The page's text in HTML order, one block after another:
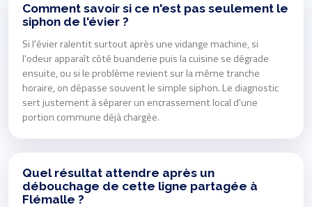
Comment savoir si ce n'est pas seulement le
siphon de l'évier ?
Si l'évier ralentit surtout après une vidange machine, si
l'odeur apparaît côté buanderie puis la cuisine se dégrade
ensuite, ou si le problème revient sur la même tranche
horaire, on dépasse souvent le simple siphon. Le diagnostic
sert justement à séparer un encrassement local d'une
portion commune déjà chargée.
Quel résultat attendre après un
débouchage de cette ligne partagée à
Flémalle ?